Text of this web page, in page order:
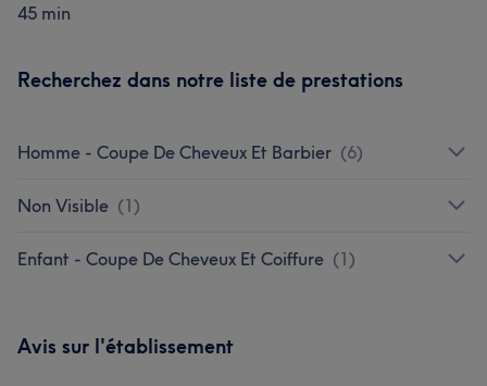
45 min
Recherchez dans notre liste de prestations
Homme - Coupe De Cheveux Et Barbier (6)
Non Visible (1)
Enfant - Coupe De Cheveux Et Coiffure (1)
Avis sur l'établissement